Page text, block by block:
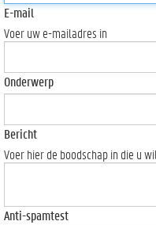
E-mail
Voer uw e-mailadres in
Onderwerp
Bericht
Voer hier de boodschap in die u
Anti-spamtest